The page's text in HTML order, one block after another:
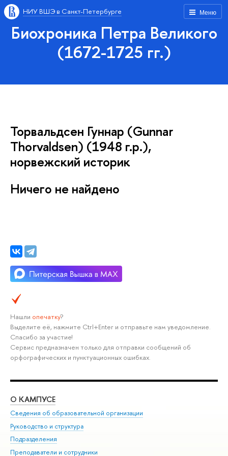
Меню
НИУ ВШЭ в Санкт-Петербурге
Биохроника Петра Великого
(1672-1725 гг.)
Торвальдсен Гуннар (Gunnar
Thorvaldsen) (1948 г.р.),
норвежский историк
Ничего не найдено
Нашли опечатку?
Выделите её, нажмите Ctrl+Enter и отправьте нам уведомление.
Спасибо за участие!
Сервис предназначен только для отправки сообщений об
орфографических и пунктуационных ошибках.
О КАМПУСЕ
Сведения об образовательной организации
Руководство и структура
Подразделения
Преподаватели и сотрудники